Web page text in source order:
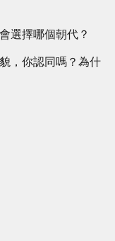
選擇哪個朝代？
，你認同嗎？為什